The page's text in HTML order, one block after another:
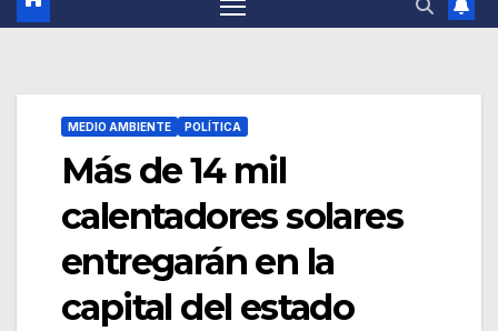
MEDIO AMBIENTE POLÍTICA
Más de 14 mil
calentadores solares
entregarán en la
capital del estado